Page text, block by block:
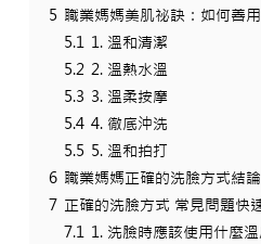
5 職業媽媽美肌祕訣：如何善
5.1 1. 溫和清潔
5.2 2. 溫熱水溫
5.3 3. 溫柔按摩
5.4 4. 徹底沖洗
5.5 5. 溫和拍打
6 職業媽媽正確的洗臉方式結論
7 正確的洗臉方式 常見問題快
7.1 1. 洗臉時應該使用什麼溫